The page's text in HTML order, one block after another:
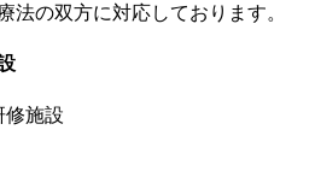
法の双方に対応しております。
修施設